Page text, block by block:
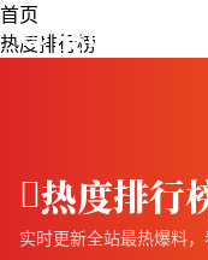
跳过导航
🍉 88吃瓜在线
首页
热度排行榜
热度排行
实时更新全站最热爆料，